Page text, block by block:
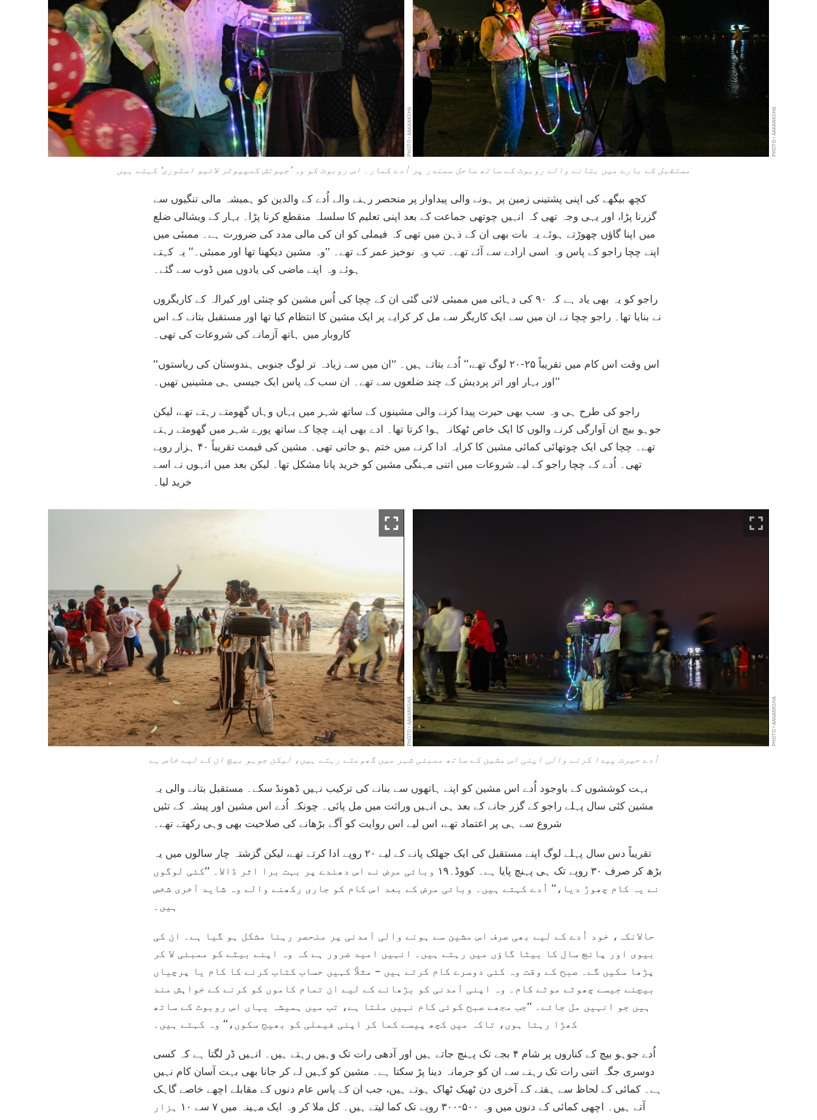
PHOTO • AAKANKSHA PHOTO • AAKANKSHA
مستقبل کے بارے میں بتانے والے روبوٹ کے ساتھ ساحل سمندر پر اُدے کمار۔ اس روبوٹ کو وہ ’جیوتش کمپیوٹر لائیو اسٹوری‘ کہتے ہیں
کچھ بیگھے کی اپنی پشتینی زمین پر ہونے والی پیداوار پر منحصر رہنے والے اُدے کے والدین کو ہمیشہ مالی تنگیوں سے
گزرنا پڑا، اور یہی وجہ تھی کہ انہیں چوتھی جماعت کے بعد اپنی تعلیم کا سلسلہ منقطع کرنا پڑا۔ بہار کے ویشالی ضلع
میں اپنا گاؤں چھوڑتے ہوئے یہ بات بھی ان کے ذہن میں تھی کہ فیملی کو ان کی مالی مدد کی ضرورت ہے۔ ممبئی میں
اپنے چچا راجو کے پاس وہ اسی ارادے سے آئے تھے۔ تب وہ نوخیز عمر کے تھے۔ ’’وہ مشین دیکھنا تھا اور ممبئی۔‘‘ یہ کہتے
ہوئے وہ اپنے ماضی کی یادوں میں ڈوب سے گئے۔
راجو کو یہ بھی یاد ہے کہ ۹۰ کی دہائی میں ممبئی لائی گئی ان کے چچا کی اُس مشین کو چنئی اور کیرالہ کے کاریگروں
نے بنایا تھا۔ راجو چچا نے ان میں سے ایک کاریگر سے مل کر کرایے پر ایک مشین کا انتظام کیا تھا اور مستقبل بتانے کے اس
کاروبار میں ہاتھ آزمانے کی شروعات کی تھی۔
’’اس وقت اس کام میں تقریباً ۲۵-۲۰ لوگ تھے،‘‘ اُدے بتاتے ہیں۔ ’’ان میں سے زیادہ تر لوگ جنوبی ہندوستان کی ریاستوں
اور بہار اور اتر پردیش کے چند ضلعوں سے تھے۔ ان سب کے پاس ایک جیسی ہی مشینیں تھیں۔‘‘
راجو کی طرح ہی وہ سب بھی حیرت پیدا کرنے والی مشینوں کے ساتھ شہر میں یہاں وہاں گھومتے رہتے تھے، لیکن
جوہو بیچ ان آوارگی کرنے والوں کا ایک خاص ٹھکانہ ہوا کرتا تھا۔ ادے بھی اپنے چچا کے ساتھ پورے شہر میں گھومتے رہتے
تھے۔ چچا کی ایک چوتھائی کمائی مشین کا کرایہ ادا کرنے میں ختم ہو جاتی تھی۔ مشین کی قیمت تقریباً ۴۰ ہزار روپے
تھی۔ اُدے کے چچا راجو کے لیے شروعات میں اتنی مہنگی مشین کو خرید پانا مشکل تھا۔ لیکن بعد میں انہوں نے اسے
خرید لیا۔
PHOTO • AAKANKSHA PHOTO • AAKANKSHA
اُدے حیرت پیدا کرنے والی اپنی اس مشین کے ساتھ ممبئی شہر میں گھومتے رہتے ہیں، لیکن جوہو بیچ ان کے لیے خاص ہے
بہت کوششوں کے باوجود اُدے اس مشین کو اپنے ہاتھوں سے بنانے کی ترکیب نہیں ڈھونڈ سکے۔ مستقبل بتانے والی یہ
مشین کئی سال پہلے راجو کے گزر جانے کے بعد ہی انہیں وراثت میں مل پائی۔ چونکہ اُدے اس مشین اور پیشہ کے تئیں
شروع سے ہی پر اعتماد تھے، اس لیے اس روایت کو آگے بڑھانے کی صلاحیت بھی وہی رکھتے تھے۔
تقریباً دس سال پہلے لوگ اپنے مستقبل کی ایک جھلک پانے کے لیے ۲۰ روپے ادا کرتے تھے، لیکن گزشتہ چار سالوں میں یہ
بڑھ کر صرف ۳۰ روپے تک ہی پہنچ پایا ہے۔ کووڈ۔۱۹ وبائی مرض نے اس دھندے پر بہت برا اثر ڈالا۔ ’’کئی لوگوں
نے یہ کام چھوڑ دیا،‘‘ اُدے کہتے ہیں۔ وبائی مرض کے بعد اس کام کو جاری رکھنے والے وہ شاید آخری شخص
ہیں۔
حالانکہ، خود اُدے کے لیے بھی صرف اس مشین سے ہونے والی آمدنی پر منحصر رہنا مشکل ہو گیا ہے۔ ان کی
بیوی اور پانچ سال کا بیٹا گاؤں میں رہتے ہیں۔ انہیں امید ضرور ہے کہ وہ اپنے بیٹے کو ممبئی لا کر
پڑھا سکیں گے۔ صبح کے وقت وہ کئی دوسرے کام کرتے ہیں – مثلاً کہیں حساب کتاب کرنے کا کام یا پرچیاں
بیچنے جیسے چھوٹے موٹے کام۔ وہ اپنی آمدنی کو بڑھانے کے لیے ان تمام کاموں کو کرنے کے خواہش مند
ہیں جو انہیں مل جائے۔ ’’جب مجھے صبح کوئی کام نہیں ملتا ہے، تب میں ہمیشہ یہاں اس روبوٹ کے ساتھ
کھڑا رہتا ہوں، تاکہ میں کچھ پیسے کما کر اپنی فیملی کو بھیج سکوں،‘‘ وہ کہتے ہیں۔
اُدے جوہو بیچ کے کناروں پر شام ۴ بجے تک پہنچ جاتے ہیں اور آدھی رات تک وہیں رہتے ہیں۔ انہیں ڈر لگتا ہے کہ کسی
دوسری جگہ اتنی رات تک رہنے سے ان کو جرمانہ دینا پڑ سکتا ہے۔ مشین کو کہیں لے کر جانا بھی بہت آسان کام نہیں
ہے۔ کمائی کے لحاظ سے ہفتے کے آخری دن ٹھیک ٹھاک ہوتے ہیں، جب ان کے پاس عام دنوں کے مقابلے اچھے خاصے گاہک
آتے ہیں۔ اچھی کمائی کے دنوں میں وہ ۵۰۰-۳۰۰ روپے تک کما لیتے ہیں۔ کل ملا کر وہ ایک مہینہ میں ۷ سے ۱۰ ہزار